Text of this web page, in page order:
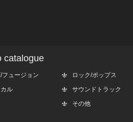
catalogue
フュージョン
ル
ロック/ポップス
サウンドトラック
その他